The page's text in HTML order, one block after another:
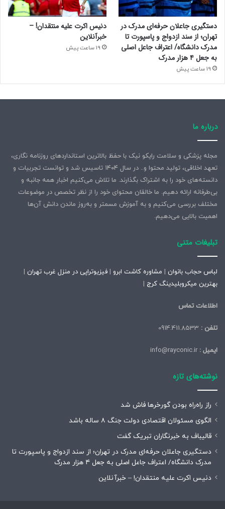
دستگیری جاعلان حرفه‌ای مدرک در
تهران؛ از سند ازدواج و پاسپورت تا
مدرک دانشگاه/ اعتراف جاعل اصلی
به جعل ۴ هزار مدرک
19 ساعت پیش
دنیس اکرت علیه منتقدان! –
خبرآنلاین
19 ساعت پیش
درباره ما
مجله پزشکی و سلامت رایکو نیک با حفظ بالاترین استانداردهای روزنامه نگاری،
تعهد اخلاقی، تولید محتوا و.. در سال ۱۴۰۴ تاسیس شد و توانست تجربیات و
دانسته‌های خود را به اشتراک بگذارند. ما تلاش می‌کنیم اخبار همه جانبه و
بی‌طرفانه ارائه دهیم. ما خالقان محتوای خود را از نظر تخصص در موضوعات
مختلف بررسی می‌کنیم و به آموزش مسمتر و به‌روز ماندن دانش آن‌ها
اهمیت بالایی می‌دهیم.
تبلیغات متنی
لباس حجاب بانوان | مشاوره کاشت ابرو | فیزیوتراپی در منزل غرب تهران |
بهترین میکروبلیدینگ کرج |
اطلاعات تماس
تلفن :
ایمیل :
نوشته‌های تازه
راز راه‌راه بودن گورخرها فاش شد
الگوی مسئولان اقتصادی دولت جنگ ۸ ساله باشد
قالیباف به خبرنگاران تبریک گفت
دستگیری جاعلان حرفه‌ای مدرک در تهران؛ از سند ازدواج و پاسپورت تا
مدرک دانشگاه/ اعتراف جاعل اصلی به جعل ۴ هزار مدرک
دنیس اکرت علیه منتقدان! – خبرآنلاین